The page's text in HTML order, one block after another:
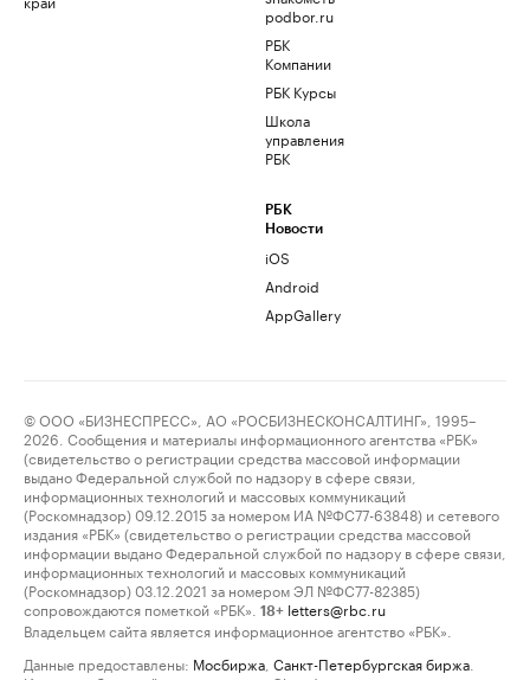
podbor.ru
РБК
Компании
РБК Курсы
Школа
управления
РБК
РБК
Новости
iOS
Android
AppGallery
© ООО «БИЗНЕСПРЕСС», АО «РОСБИЗНЕСКОНСАЛТИНГ», 1995–
2026. Сообщения и материалы информационного агентства «РБК»
(свидетельство о регистрации средства массовой информации
выдано Федеральной службой по надзору в сфере связи,
информационных технологий и массовых коммуникаций
(Роскомнадзор) 09.12.2015 за номером ИА №ФС77-63848) и сетевого
издания «РБК» (свидетельство о регистрации средства массовой
информации выдано Федеральной службой по надзору в сфере связи,
информационных технологий и массовых коммуникаций
(Роскомнадзор) 03.12.2021 за номером ЭЛ №ФС77-82385)
сопровождаются пометкой «РБК».
18+ letters@rbc.ru
Владельцем сайта является информационное агентство «РБК».
Данные предоставлены: Мосбиржа Санкт-Петербургская биржа